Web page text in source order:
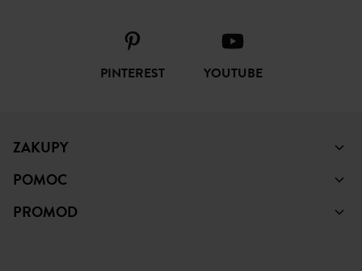
PINTEREST YOUTUBE
ZAKUPY
POMOC
PROMOD